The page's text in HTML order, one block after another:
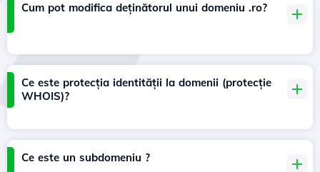
Cum pot modifica deținătorul unui domeniu .ro?
Ce este protecția identității la domenii (protecție
WHOIS)?
Ce este un subdomeniu ?